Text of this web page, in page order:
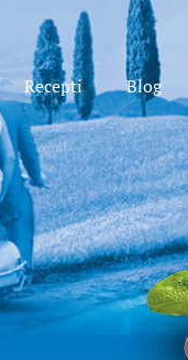
Recepti Blog